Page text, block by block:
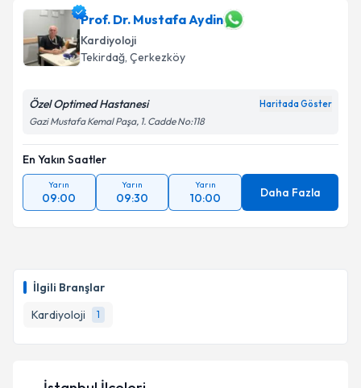
İlgili Branşlar
Kardiyoloji
1
Prof. Dr. Mustafa Aydin
Kardiyoloji
Tekirdağ, Çerkezköy
Özel Optimed Hastanesi Haritada Göster
Gazi Mustafa Kemal Paşa, 1. Cadde No:118
En Yakın Saatler
Yarın
09:00
Yarın
09:30
Yarın
10:00 Daha Fazla